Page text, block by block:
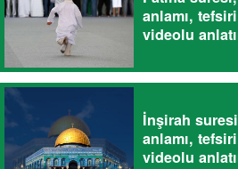
anlamı,
videolu
İnşirah
anlamı,
videolu